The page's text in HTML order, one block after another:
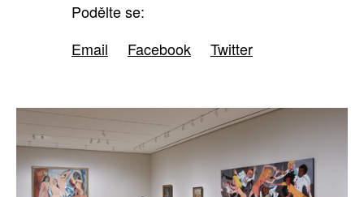
Podělte se:
Email
Facebook Twitter